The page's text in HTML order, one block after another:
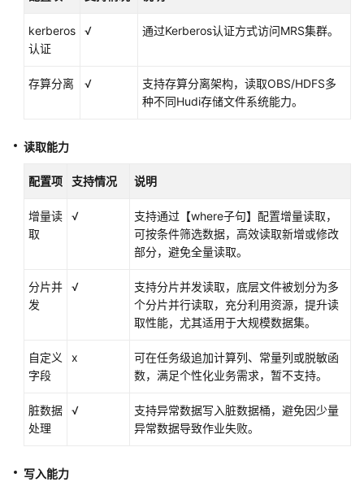
源
Hudi
DMS
数
MRS
ClickHouse
数
kerberos
认证
√ 通过Kerberos认证方式访问MRS集群。
存算分离 √
支持存算分离架构，读取OBS/HDFS多
种不同Hudi存储文件系统能力。
读取能力
配置项 支持情况 说明
增量读
取
√
支持通过【where子句】配置增量读取，
可按条件筛选数据，高效读取新增或修改
部分，避免全量读取。
分片并
发
√
支持分片并发读取，底层文件被划分为多
个分片并行读取，充分利用资源，提升读
取性能，尤其适用于大规模数据集。
自定义
字段
x
可在任务级追加计算列、常量列或脱敏函
数，满足个性化业务需求，暂不支持。
脏数据
处理
√
支持异常数据写入脏数据桶，避免因少量
异常数据导致作业失败。
写入能力